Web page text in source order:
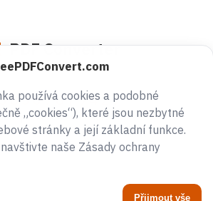
PDF Converter
převedeno od roku 2005
používá cookies a podobné
„cookies“), které jsou nezbytné
stránky a její základní funkce.
naše Zásady ochrany
Přijmout vše